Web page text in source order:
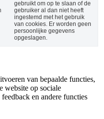
gebruikt om op te slaan of de
gebruiker al dan niet heeft
ingestemd met het gebruik
van cookies. Er worden geen
persoonlijke gegevens
opgeslagen.
van bepaalde functies,
website op sociale
en andere functies